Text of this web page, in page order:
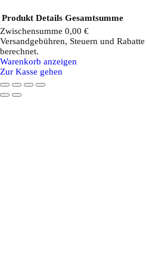
Produkte
im
Warenkorb
Produkt Details Gesamtsumme
Zwischensumme 0,00 €
Versandgebühren, Steuern und
berechnet.
Warenkorb anzeigen
Zur Kasse gehen